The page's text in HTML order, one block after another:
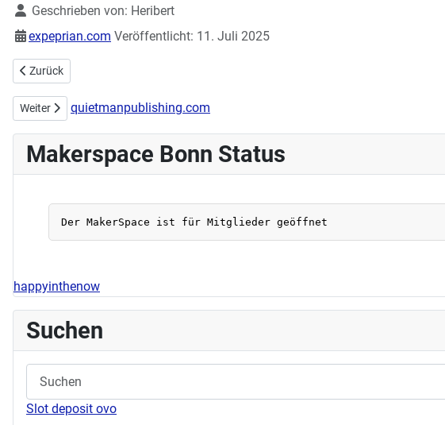
DetailsGeschrieben von: Heribert
expeprian.com Veröffentlicht: 11. Juli 2025
Vorheriger Beitrag: Umfangreiche Buchspende stärkt Know-How und Technikkompetenz
Zurück
Nächster Beitrag: Collective Neurogenisis - Community-Textilkunstwerk
Weiter quietmanpublishing.com
Makerspace Bonn Status
happyinthenow
Suchen
Slot deposit ovo